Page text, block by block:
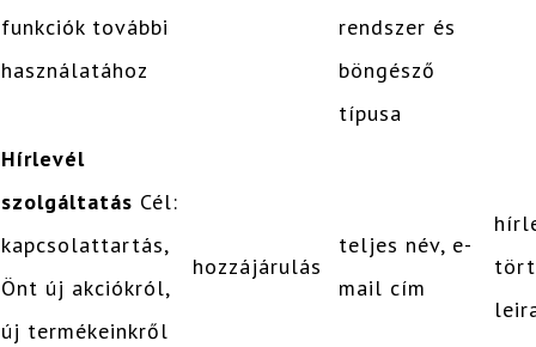
funkciók további
használatához
rendszer és
böngésző
típusa
Hírlevél
szolgáltatás Cél:
kapcsolattartás,
Önt új akciókról,
új termékeinkről
hozzájárulás
teljes név, e-
mail cím